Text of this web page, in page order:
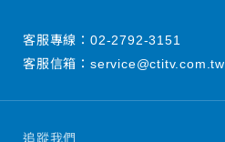
追蹤我們
客服專線： 02-2792-3151
客服信箱： service@ctitv.com.tw